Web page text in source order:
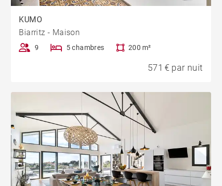
KUMO
Biarritz - Maison
9 5 chambres 200 m²
571 € par nuit